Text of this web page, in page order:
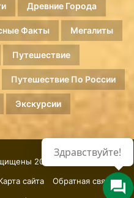
Древние Города
Факты Мегалиты
Путешествие
Путешествие По России
Экскурсии
2026.
сайта
Обратная связь
Здравствуйте!